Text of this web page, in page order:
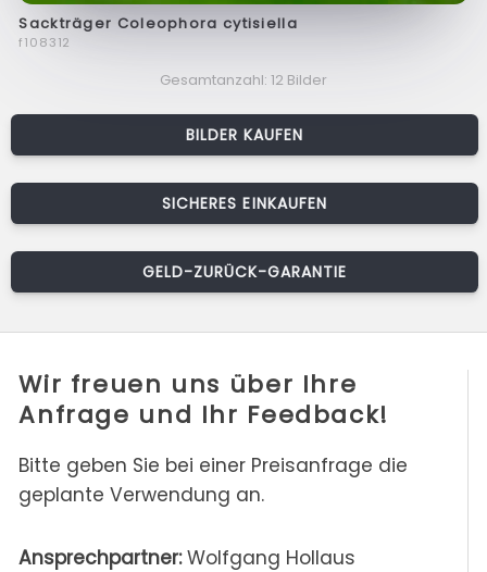
Sackträger Coleophora cytisiella
f108312
Gesamtanzahl: 12 Bilder
BILDER KAUFEN
SICHERES EINKAUFEN
GELD-ZURÜCK-GARANTIE
Wir freuen uns über Ihre
Anfrage und Ihr Feedback!
Bitte geben Sie bei einer Preisanfrage die
geplante Verwendung an.
Ansprechpartner:Wolfgang Hollaus